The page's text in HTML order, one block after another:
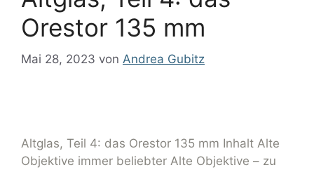
Orestor 135 mm
Mai 28, 2023 von Andrea Gubitz
Altglas, Teil 4: das Orestor 135 mm Inhalt Alte
Objektive immer beliebter Alte Objektive – zu